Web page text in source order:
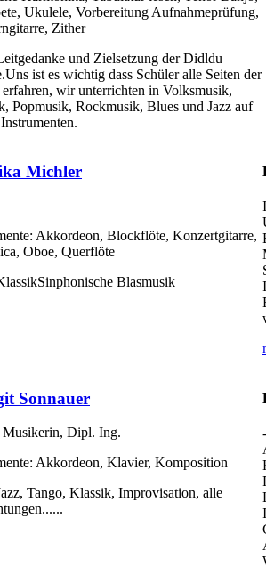
Ukulele, Vorbereitung Aufnahmeprüfung,
Zither
und Zielsetzung der Didldu
ist es wichtig dass Schüler alle Seiten der
wir unterrichten in Volksmusik,
Popmusik, Rockmusik, Blues und Jazz auf
Michler
Akkordeon, Blockflöte, Konzertgitarre,
Oboe, Querflöte
Blasmusik
Sonnauer
Musikerin, Dipl. Ing.
Akkordeon, Klavier, Komposition
Tango, Klassik, Improvisation, alle